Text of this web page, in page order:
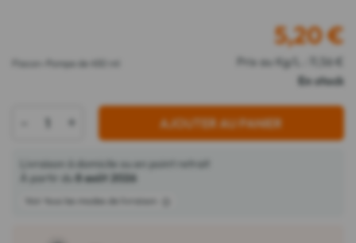
Flacon-Pompe de 450 ml
5,20€
Prix au Kg/L : 11,56 €
En stock
+ AJOUTER AU PANIER
Livraison à domicile ou en point retrait
À partir du 8 août 2026
Voir tous les modes de livraison